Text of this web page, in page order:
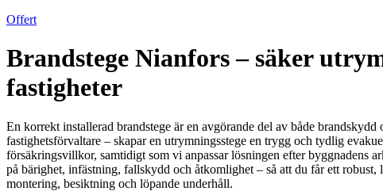
Offert
Brandstege Nianfors – säker
fastigheter
En korrekt installerad brandstege är en avgörande del av både
fastighetsförvaltare – skapar en utrymningsstege en trygg och tydlig
försäkringsvillkor, samtidigt som vi anpassar lösningen efter byggnadens
på bärighet, infästning, fallskydd och åtkomlighet – så att du får ett
montering, besiktning och löpande underhåll.